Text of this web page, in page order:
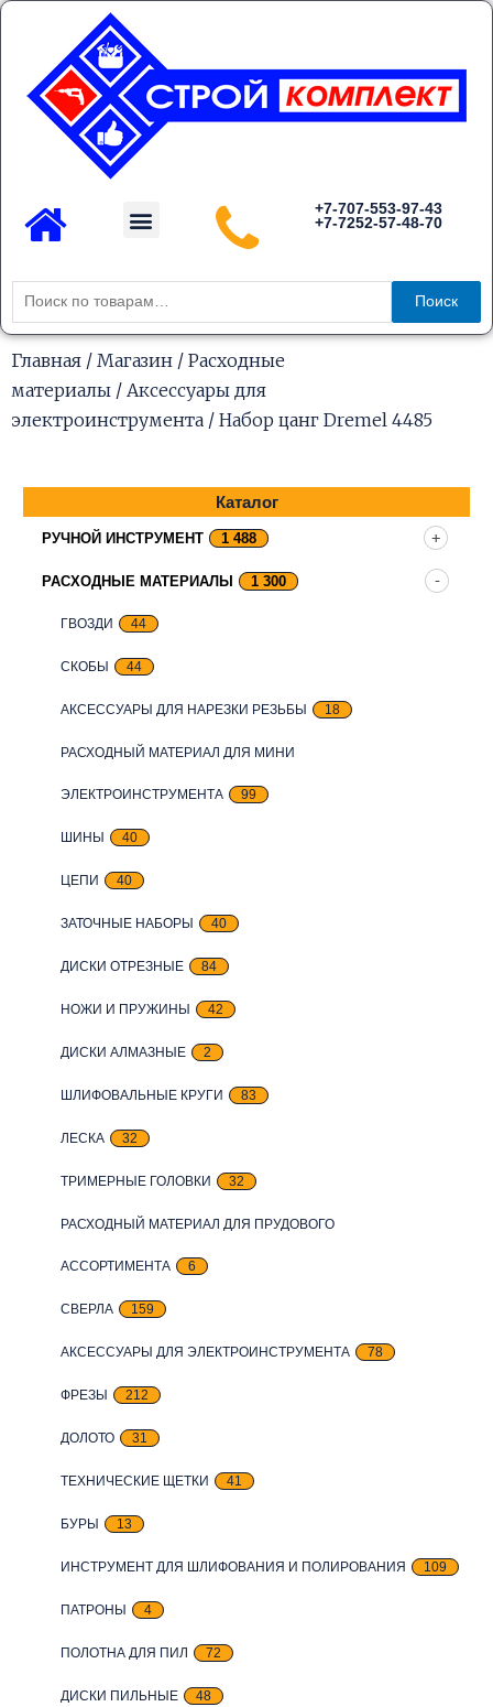
Перейти
содержимому
Menu
+7-707-553-97-43
+7-7252-57-48-70
Искать:
Поиск
Главная / Магазин / Расходные
материалы / Аксессуары для
электроинструмента / Набор цанг Dremel 4485
Каталог
РУЧНОЙ ИНСТРУМЕНТ 1 488
РАСХОДНЫЕ МАТЕРИАЛЫ 1 300
ГВОЗДИ 44
СКОБЫ 44
АКСЕССУАРЫ ДЛЯ НАРЕЗКИ РЕЗЬБЫ 18
РАСХОДНЫЙ МАТЕРИАЛ ДЛЯ МИНИ
ЭЛЕКТРОИНСТРУМЕНТА 99
ШИНЫ 40
ЦЕПИ 40
ЗАТОЧНЫЕ НАБОРЫ 40
ДИСКИ ОТРЕЗНЫЕ 84
НОЖИ И ПРУЖИНЫ 42
ДИСКИ АЛМАЗНЫЕ 2
ШЛИФОВАЛЬНЫЕ КРУГИ 83
ЛЕСКА 32
ТРИМЕРНЫЕ ГОЛОВКИ 32
РАСХОДНЫЙ МАТЕРИАЛ ДЛЯ ПРУДОВОГО
АССОРТИМЕНТА 6
СВЕРЛА 159
АКСЕССУАРЫ ДЛЯ ЭЛЕКТРОИНСТРУМЕНТА 78
ФРЕЗЫ 212
ДОЛОТО 31
ТЕХНИЧЕСКИЕ ЩЕТКИ 41
БУРЫ 13
ИНСТРУМЕНТ ДЛЯ ШЛИФОВАНИЯ И ПОЛИРОВАНИЯ 109
ПАТРОНЫ 4
ПОЛОТНА ДЛЯ ПИЛ 72
ДИСКИ ПИЛЬНЫЕ 48